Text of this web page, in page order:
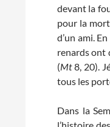
devant la
pour la
d’un ami.
renards ont
(Mt8, 20).
tous les
Dans la